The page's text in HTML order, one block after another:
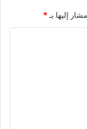
إليها بـ*